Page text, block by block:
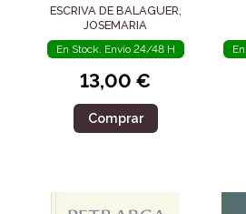
ESCRIVA DE BALAGUER,
JOSEMARIA
En Stock. Envío 24/48 H
13,00 €
Comprar